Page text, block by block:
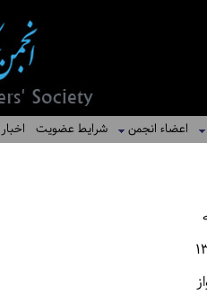
اعضاء انجمن شرایط عضویت اخبار